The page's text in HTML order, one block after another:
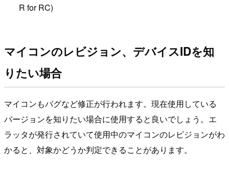
R for RC)
マイコンのレビジョン、デバイスIDを知
りたい場合
マイコンもバグなど修正が行われます。現在使用している
バージョンを知りたい場合に使用すると良いでしょう。エ
ラッタが発行されていて使用中のマイコンのレビジョンがわ
かると、対象かどうか判定できることがあります。